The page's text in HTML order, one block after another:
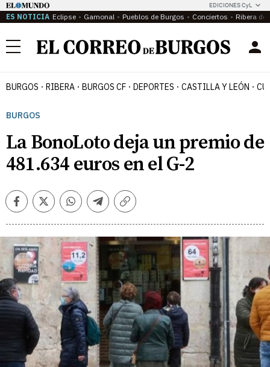
EDICIONES CyL
ES NOTICIA Eclipse Gamonal Pueblos de Burgos Conciertos Ribera del
Menú
BURGOS RIBERA BURGOS CF DEPORTES CASTILLA Y LEÓN
BURGOS
La BonoLoto deja un premio de
481.634 euros en el G-2
FacebookTwitterWhatsappTelegramCopiar